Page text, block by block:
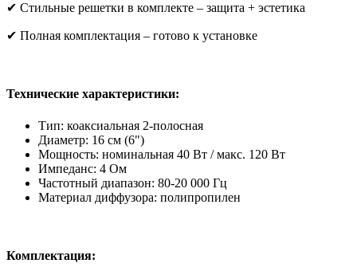
✔ Стильные решетки в комплекте – защита + эстетика
✔ Полная комплектация – готово к установке
Технические характеристики:
Тип: коаксиальная 2-полосная
Диаметр: 16 см (6")
Мощность: номинальная 40 Вт / макс. 120 Вт
Импеданс: 4 Ом
Частотный диапазон: 80-20 000 Гц
Материал диффузора: полипропилен
Комплектация: